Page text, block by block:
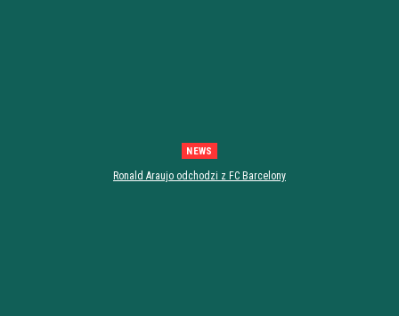
NEWS
Ronald Araujo odchodzi z FC Barcelony